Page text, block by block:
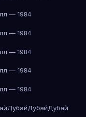
— 1984
— 1984
— 1984
— 1984
— 1984
ДубайДубайДубай